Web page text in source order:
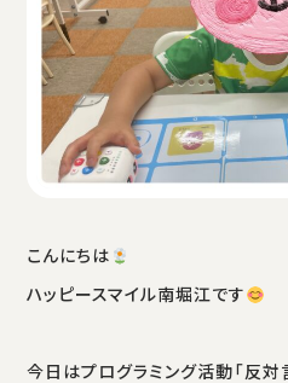
こんにちは
ハッピースマイル南堀江です
今日はプログラミング活動「反対